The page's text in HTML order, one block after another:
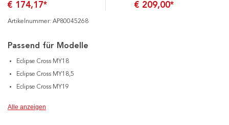
€ 174,17* € 209,00*
Artikelnummer: AP80045268
Passend für Modelle
Eclipse Cross MY18
Eclipse Cross MY18,5
Eclipse Cross MY19
Alle anzeigen